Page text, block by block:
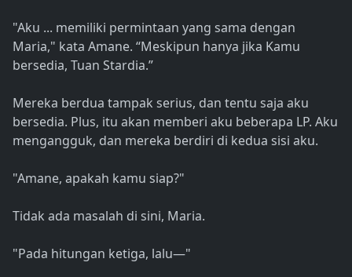
"Aku ... memiliki permintaan yang sama dengan
Maria," kata Amane. “Meskipun hanya jika Kamu
bersedia, Tuan Stardia.”
Mereka berdua tampak serius, dan tentu saja aku
bersedia. Plus, itu akan memberi aku beberapa LP. Aku
mengangguk, dan mereka berdiri di kedua sisi aku.
"Amane, apakah kamu siap?"
Tidak ada masalah di sini, Maria.
"Pada hitungan ketiga, lalu—"